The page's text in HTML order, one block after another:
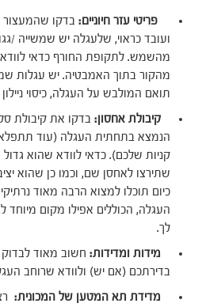
פריטי עזר חיוניים: בדקו שהמעצור
ועובד כראוי, שלעגלה יש שמשייה /
מהשמש. לתקופת החורף כדאי לוודא
מהקור בתוך האמבטיה. יש עגלות
תואם המולבש על העגלה, כיסוי
קיבולת אחסון: בדקו את קיבולת
הנמצא בתחתית העגלה (עוד
קניות שלכם). כדאי לוודא שהוא גדול
שתירצו לאחסן שם, וכמו כן שהוא
כיום תוכלו למצוא הרבה מאוד
העגלה, הכוללים אפילו מקום מיוחד
לך.
מידות ומדידות: חשוב מאוד
בדירתכם (אם יש) ולוודא שרוחב
מדידת תא המטען של המכונית: